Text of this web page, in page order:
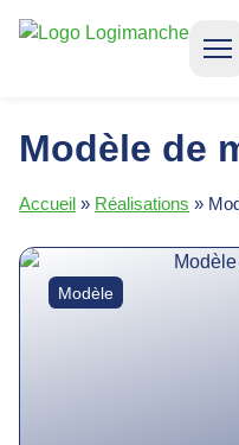
Modèle de
Accueil » Réalisations »
Modèle